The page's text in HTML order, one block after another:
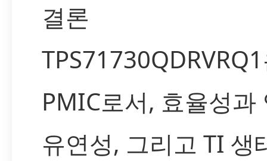
결론
PMIC로서, 효율성과
유연성, 그리고 TI 생